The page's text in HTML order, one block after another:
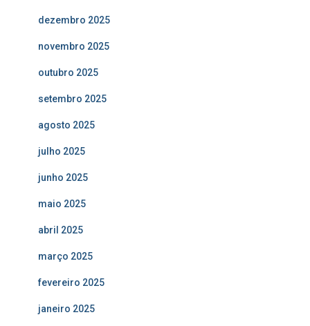
dezembro 2025
novembro 2025
outubro 2025
setembro 2025
agosto 2025
julho 2025
junho 2025
maio 2025
abril 2025
março 2025
fevereiro 2025
janeiro 2025